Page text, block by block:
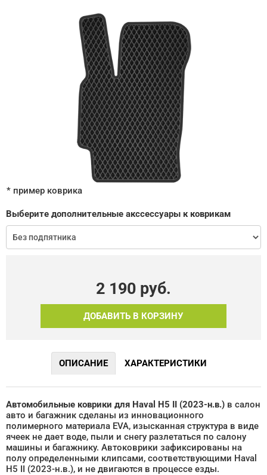
* пример коврика
Выберите дополнительные акссессуары к коврикам
2 190 руб.
ДОБАВИТЬ В КОРЗИНУ
ОПИСАНИЕ ХАРАКТЕРИСТИКИ
Автомобильные коврики для Haval H5 II (2023-н.в.) в салон
авто и багажник сделаны из инновационного
полимерного материала EVA, изысканная структура в виде
ячеек не дает воде, пыли и снегу разлетаться по салону
машины и багажнику. Автоковрики зафиксированы на
полу определенными клипсами, соответствующими Haval
H5 II (2023-н.в.), и не двигаются в процессе езды.